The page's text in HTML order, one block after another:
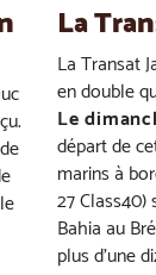
La
La Transat
en double
Le
départ de
marins à
27 Class40)
Bahia au
plus d’une